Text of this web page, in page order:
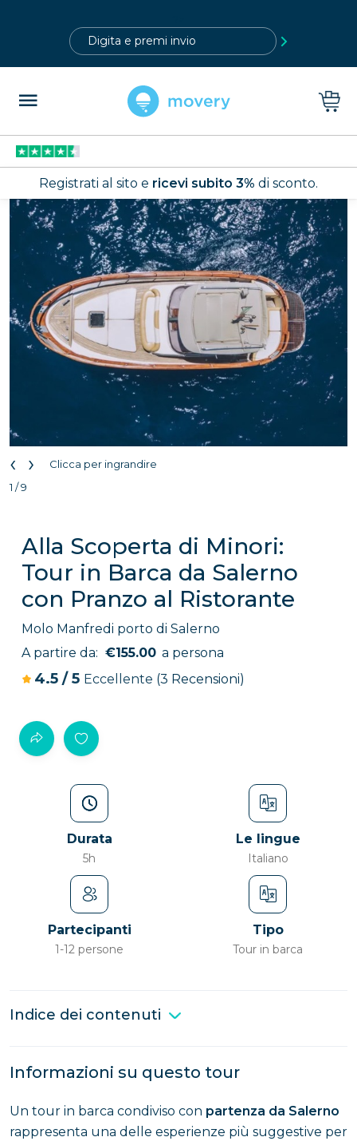
Registrati al sito e ricevi subito 3% di sconto.
‹ ›
Clicca per ingrandire
1 / 9
Alla Scoperta di Minori:
Tour in Barca da Salerno
con Pranzo al Ristorante
Molo Manfredi porto di Salerno
A partire da: €155.00 a persona
4.5 /5 Eccellente (3 Recensioni)
Durata
5h
Le lingue
Italiano
Partecipanti
1-12 persone
Tipo
Tour in barca
Indice dei contenuti
Informazioni su questo tour
Un tour in barca condiviso con partenza da Salerno
rappresenta una delle esperienze più suggestive per